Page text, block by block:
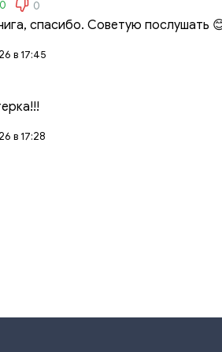
0 0
спасибо. Советую послушать
в 17:45
в 17:28